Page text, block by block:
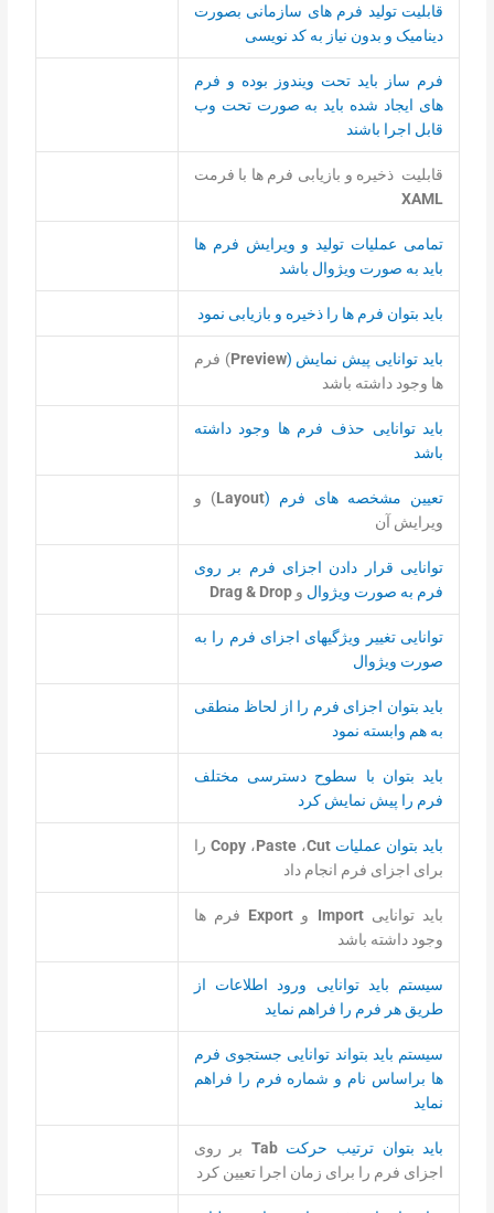
قابلیت تولید فرم های سازمانی بصورت
دینامیک و بدون نیاز به کد نویسی
فرم ساز باید تحت ویندوز بوده و فرم
های ایجاد شده باید به صورت تحت وب
قابل اجرا باشند
قابلیت ذخیره و بازیابی فرم ها با فرمت
XAML
تمامی عملیات تولید و ویرایش فرم ها
باید به صورت ویژوال باشد
باید بتوان فرم ها را ذخیره و بازیابی نمود
باید توانایی پیش نمایش (Preview) فرم
ها وجود داشته باشد
باید توانایی حذف فرم ها وجود داشته
باشد
تعیین مشخصه های فرم (Layout) و
ویرایش آن
توانایی قرار دادن اجزای فرم بر روی
فرم به صورت ویژوال و Drag & Drop
توانایی تغییر ویژگیهای اجزای فرم را به
صورت ویژوال
باید بتوان اجزای فرم را از لحاظ منطقی
به هم وابسته نمود
باید بتوان با سطوح دسترسی مختلف
فرم را پیش نمایش كرد
باید بتوان عملیات Copy،Paste،Cut
را
برای اجزای فرم انجام داد
باید تواناییImport و Export فرم ها
وجود داشته باشد
سیستم باید توانایی ورود اطلاعات از
طریق هر فرم را فراهم نماید
سیستم باید بتواند توانایی جستجوی فرم
ها براساس نام و شماره فرم را فراهم
نماید
باید بتوان ترتیب حرکتTab بر روی
اجزای فرم را برای زمان اجرا تعیین کرد